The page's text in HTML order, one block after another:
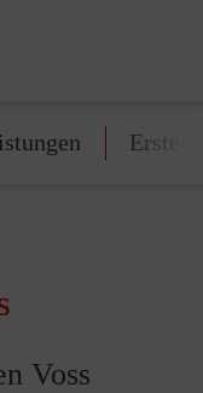
Erste-
Voss